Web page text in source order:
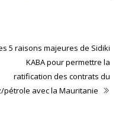
5 raisons majeures de Sidiki
KABA pour permettre la
ratification des contrats du
pétrole avec la Mauritanie